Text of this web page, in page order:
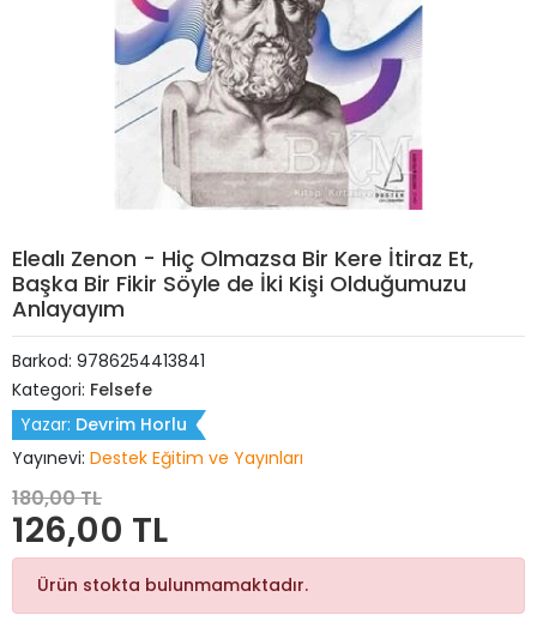
Elealı Zenon - Hiç Olmazsa Bir Kere İtiraz Et,
Başka Bir Fikir Söyle de İki Kişi Olduğumuzu
Anlayayım
Barkod: 9786254413841
Kategori: Felsefe
Yazar: Devrim Horlu
Yayınevi: Destek Eğitim ve Yayınları
180,00 TL
126,00 TL
Ürün stokta bulunmamaktadır.